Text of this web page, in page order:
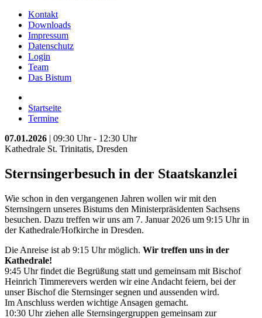
Kontakt
Downloads
Impressum
Datenschutz
Login
Team
Das Bistum
Startseite
Termine
07.01.2026 | 09:30 Uhr - 12:30 Uhr
Kathedrale St. Trinitatis, Dresden
Sternsingerbesuch in der Staatskanzlei
Wie schon in den vergangenen Jahren wollen wir mit den
Sternsingern unseres Bistums den Ministerpräsidenten Sachsens
besuchen. Dazu treffen wir uns am 7. Januar 2026 um 9:15 Uhr in
der Kathedrale/Hofkirche in Dresden.
Die Anreise ist ab 9:15 Uhr möglich. Wir treffen uns in der
Kathedrale!
9:45 Uhr findet die Begrüßung statt und gemeinsam mit Bischof
Heinrich Timmerevers werden wir eine Andacht feiern, bei der
unser Bischof die Sternsinger segnen und aussenden wird.
Im Anschluss werden wichtige Ansagen gemacht.
10:30 Uhr ziehen alle Sternsingergruppen gemeinsam zur